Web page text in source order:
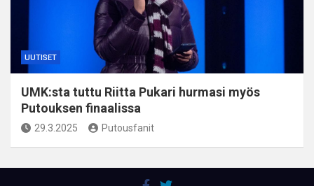
UUTISET
UMK:sta tuttu Riitta Pukari hurmasi myös
Putouksen finaalissa
29.3.2025 Putousfanit